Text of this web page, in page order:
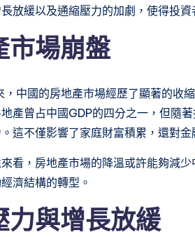
放緩以及通縮壓力的加劇，使得投
市場崩盤
，中國的房地產市場經歷了顯著的收
產曾占中國GDP的四分之一，但隨
這不僅影響了家庭財富積累，還對金
看，房地產市場的降溫或許能夠減
濟結構的轉型。
力與增長放緩